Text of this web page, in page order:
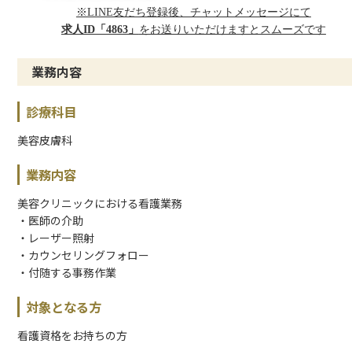
※LINE友だち登録後、チャットメッセージにて
求人ID「4863」 をお送りいただけますとスムーズです
業務内容
診療科目
美容皮膚科
業務内容
美容クリニックにおける看護業務
・医師の介助
・レーザー照射
・カウンセリングフォロー
・付随する事務作業
対象となる方
看護資格をお持ちの方